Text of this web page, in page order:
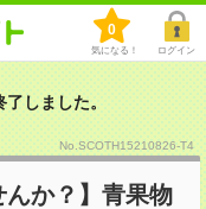
0
気になる！ ログイン
しました。
No.SCOTH15210826-T4
んか？】青果物